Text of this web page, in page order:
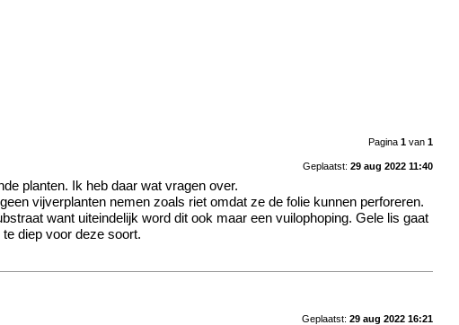
Pagina 1van 1
Geplaatst: 29 aug 2022 11:40
planten. Ik heb daar wat vragen over.
vijverplanten nemen zoals riet omdat ze de folie kunnen perforeren.
want uiteindelijk word dit ook maar een vuilophoping. Gele lis gaat
diep voor deze soort.
Geplaatst: 29 aug 2022 16:21